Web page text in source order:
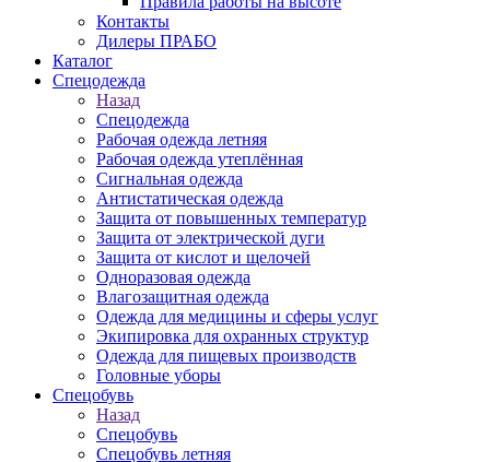
Контакты
Дилеры ПРАБО
Каталог
Спецодежда
Назад
Спецодежда
Рабочая одежда летняя
Рабочая одежда утеплённая
Сигнальная одежда
Антистатическая одежда
Защита от повышенных температур
Защита от электрической дуги
Защита от кислот и щелочей
Одноразовая одежда
Влагозащитная одежда
Одежда для медицины и сферы услуг
Экипировка для охранных структур
Одежда для пищевых производств
Головные уборы
Спецобувь
Назад
Спецобувь
Спецобувь летняя